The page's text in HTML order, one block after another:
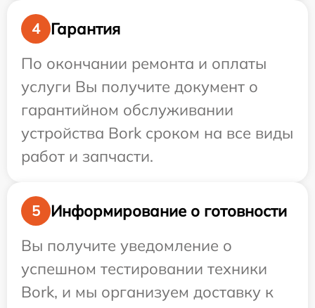
4
Гарантия
По окончании ремонта и оплаты
услуги Вы получите документ о
гарантийном обслуживании
устройства Bork сроком на все виды
работ и запчасти.
5
Информирование о готовности
Вы получите уведомление о
успешном тестировании техники
Bork, и мы организуем доставку к